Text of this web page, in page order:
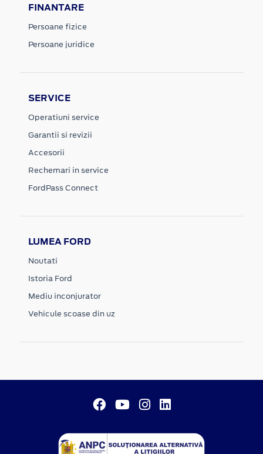
FINANTARE
Persoane fizice
Persoane juridice
SERVICE
Operatiuni service
Garantii si revizii
Accesorii
Rechemari in service
FordPass Connect
LUMEA FORD
Noutati
Istoria Ford
Mediu inconjurator
Vehicule scoase din uz